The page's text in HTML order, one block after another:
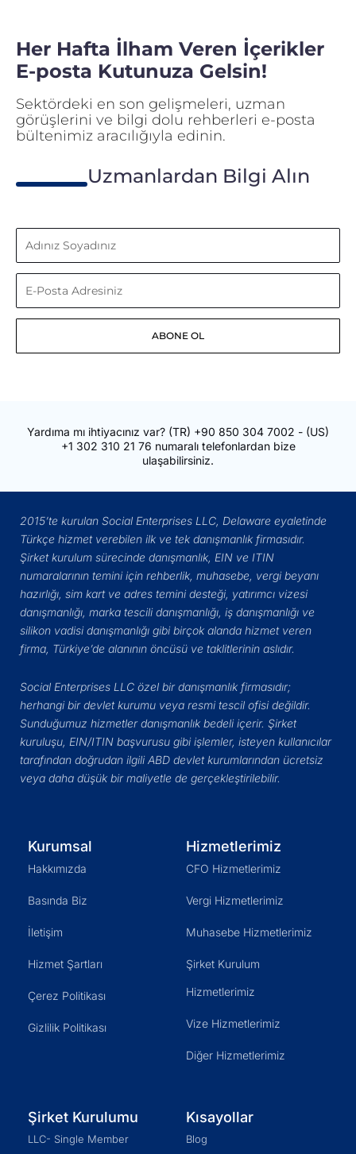
Her Hafta İlham Veren İçerikler
E-posta Kutunuza Gelsin!
Sektördeki en son gelişmeleri, uzman
görüşlerini ve bilgi dolu rehberleri e-posta
bültenimiz aracılığıyla edinin.
Uzmanlardan Bilgi Alın
Adınız
Soyadınız
E-
Posta
ABONE OL
Yardıma mı ihtiyacınız var? (TR) +90 850 304 7002 - (US)
+1 302 310 21 76 numaralı telefonlardan bize
ulaşabilirsiniz.
2015’te kurulan Social Enterprises LLC, Delaware eyaletinde
Türkçe hizmet verebilen ilk ve tek danışmanlık firmasıdır.
Şirket kurulum sürecinde danışmanlık, EIN ve ITIN
numaralarının temini için rehberlik, muhasebe, vergi beyanı
hazırlığı, sim kart ve adres temini desteği, yatırımcı vizesi
danışmanlığı, marka tescili danışmanlığı, iş danışmanlığı ve
silikon vadisi danışmanlığı gibi birçok alanda hizmet veren
firma, Türkiye’de alanının öncüsü ve taklitlerinin aslıdır.
Social Enterprises LLC özel bir danışmanlık firmasıdır;
herhangi bir devlet kurumu veya resmi tescil ofisi değildir.
Sunduğumuz hizmetler danışmanlık bedeli içerir. Şirket
kuruluşu, EIN/ITIN başvurusu gibi işlemler, isteyen kullanıcılar
tarafından doğrudan ilgili ABD devlet kurumlarından ücretsiz
veya daha düşük bir maliyetle de gerçekleştirilebilir.
Kurumsal
Hakkımızda
Basında Biz
İletişim
Hizmet Şartları
Çerez Politikası
Gizlilik Politikası
Hizmetlerimiz
CFO Hizmetlerimiz
Vergi Hizmetlerimiz
Muhasebe Hizmetlerimiz
Şirket Kurulum
Hizmetlerimiz
Vize Hizmetlerimiz
Diğer Hizmetlerimiz
Şirket Kurulumu
LLC- Single Member
Kısayollar
Blog